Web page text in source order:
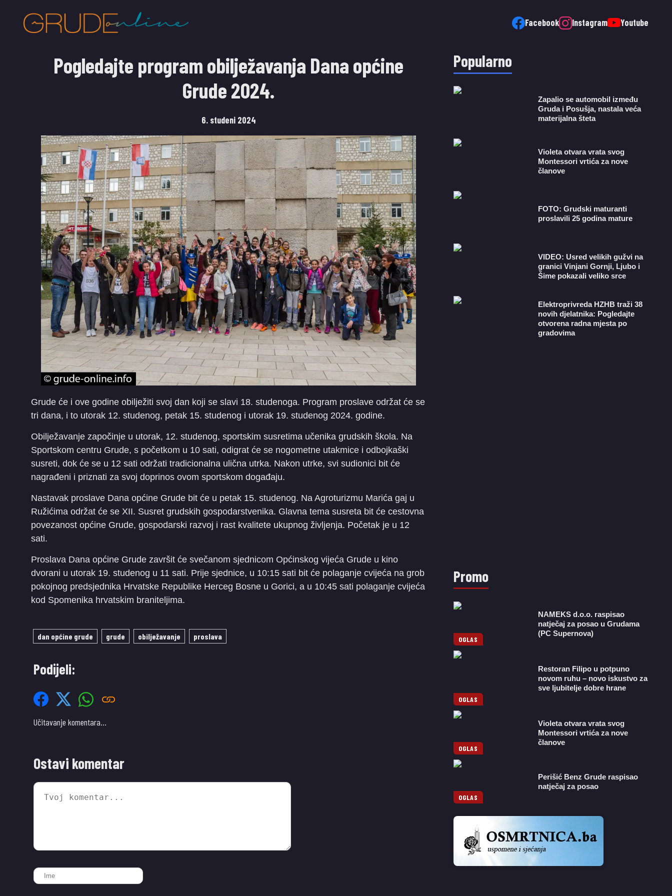
Facebook Instagram Youtube
Pogledajte program obilježavanja Dana općine
Grude 2024.
6. studeni 2024
Grude će i ove godine obilježiti svoj dan koji se slavi 18. studenoga. Program proslave održat će se
tri dana, i to utorak 12. studenog, petak 15. studenog i utorak 19. studenog 2024. godine.
Obilježavanje započinje u utorak, 12. studenog, sportskim susretima učenika grudskih škola. Na
Sportskom centru Grude, s početkom u 10 sati, odigrat će se nogometne utakmice i odbojkaški
susreti, dok će se u 12 sati održati tradicionalna ulična utrka. Nakon utrke, svi sudionici bit će
nagrađeni i priznati za svoj doprinos ovom sportskom događaju.
Nastavak proslave Dana općine Grude bit će u petak 15. studenog. Na Agroturizmu Marića gaj u
Ružićima održat će se XII. Susret grudskih gospodarstvenika. Glavna tema susreta bit će cestovna
povezanost općine Grude, gospodarski razvoj i rast kvalitete ukupnog življenja. Početak je u 12
sati.
Proslava Dana općine Grude završit će svečanom sjednicom Općinskog vijeća Grude u kino
dvorani u utorak 19. studenog u 11 sati. Prije sjednice, u 10:15 sati bit će polaganje cvijeća na grob
pokojnog predsjednika Hrvatske Republike Herceg Bosne u Gorici, a u 10:45 sati polaganje cvijeća
kod Spomenika hrvatskim braniteljima.
dan općine grude grude obilježavanje proslava
Podijeli:
Učitavanje komentara…
Ostavi komentar
Popularno
Zapalio se automobil između
Gruda i Posušja, nastala veća
materijalna šteta
Violeta otvara vrata svog
Montessori vrtića za nove
članove
FOTO: Grudski maturanti
proslavili 25 godina mature
VIDEO: Usred velikih gužvi na
granici Vinjani Gornji, Ljubo i
Šime pokazali veliko srce
​Elektroprivreda HZHB traži 38
novih djelatnika: Pogledajte
otvorena radna mjesta po
gradovima
Promo
OGLAS
NAMEKS d.o.o. raspisao
natječaj za posao u Grudama
(PC Supernova)
OGLAS
Restoran Filipo u potpuno
novom ruhu – novo iskustvo za
sve ljubitelje dobre hrane
OGLAS
Violeta otvara vrata svog
Montessori vrtića za nove
članove
OGLAS
Perišić Benz Grude raspisao
natječaj za posao